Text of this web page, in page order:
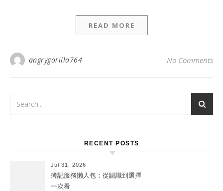
READ MORE
angrygorilla764 No Comments
RECENT POSTS
Jul 31, 2026
簿記服務懶人包：從認識到選擇
一次看